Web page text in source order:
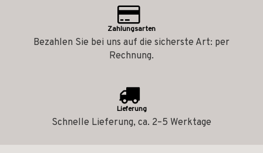
Zahlungsarten
Bezahlen Sie bei uns auf die sicherste Art: per
Rechnung.
Lieferung
Schnelle Lieferung, ca. 2–5 Werktage